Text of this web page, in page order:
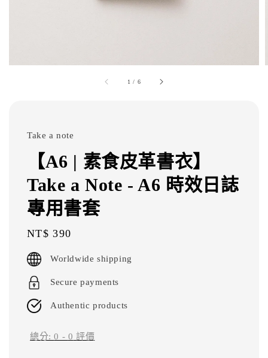
1 / 6
Take a note
【A6 | 素食皮革書衣】
Take a Note - A6 時效日誌
專用書套
Regular
price
NT$ 390
Worldwide shipping
Secure payments
Authentic products
總分:0 - 0 評價